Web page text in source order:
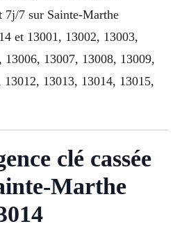
7j/7 sur Sainte-Marthe
et 13001, 13002, 13003,
13006, 13007, 13008, 13009,
13012, 13013, 13014, 13015,
clé cassée
Marthe